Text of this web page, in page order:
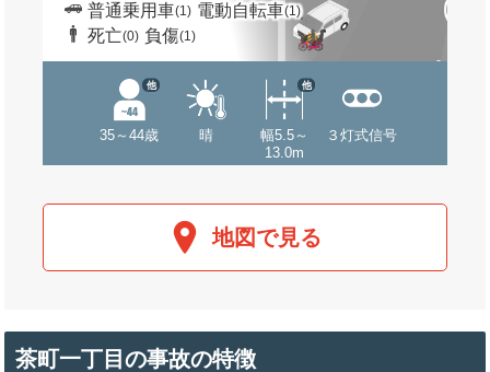
普通乗用車(1) 電動自転車(1)
死亡(0) 負傷(1)
35～44歳
他
晴
幅5.5～
13.0m
他
３灯式信号
地図で見る
茶町一丁目の事故の特徴